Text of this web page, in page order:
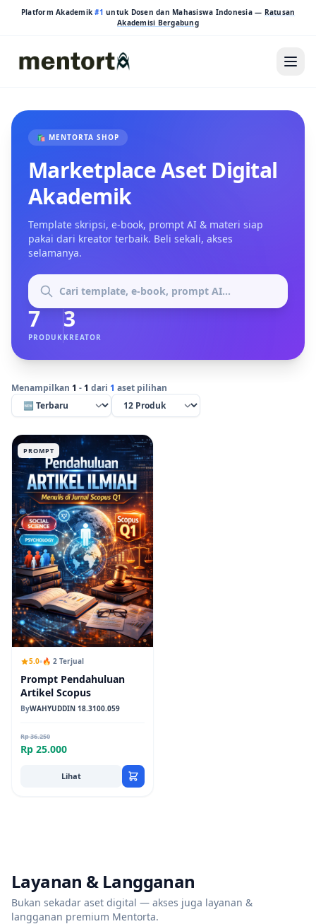
Platform Akademik#1 untuk Dosen dan Mahasiswa Indonesia — Ratusan
Akademisi Bergabung
🛍️ MENTORTA SHOP
Marketplace Aset Digital
Akademik
Template skripsi, e-book, prompt AI & materi siap
pakai dari kreator terbaik. Beli sekali, akses
selamanya.
7
PRODUK
3
KREATOR
Menampilkan 1 - 1 dari 1 aset pilihan
PROMPT
5.0 🔥 2 Terjual
Prompt Pendahuluan
Artikel Scopus
ByWAHYUDDIN 18.3100.059
Rp 36.250
Rp 25.000
Lihat
Layanan & Langganan
Bukan sekadar aset digital — akses juga layanan &
langganan premium Mentorta.